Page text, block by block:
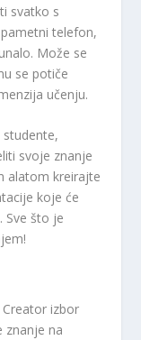
svatko s
telefon,
Može se
se potiče
učenju.
studente,
svoje znanje
alatom kreirajte
koje će
Sve što je
izbor
znanje na